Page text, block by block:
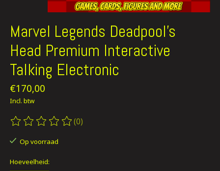
Marvel Legends Deadpool’s
Head Premium Interactive
Talking Electronic
€170,00
Incl. btw
De beoordeling van dit product is
(0)
Op voorraad
Hoeveelheid: